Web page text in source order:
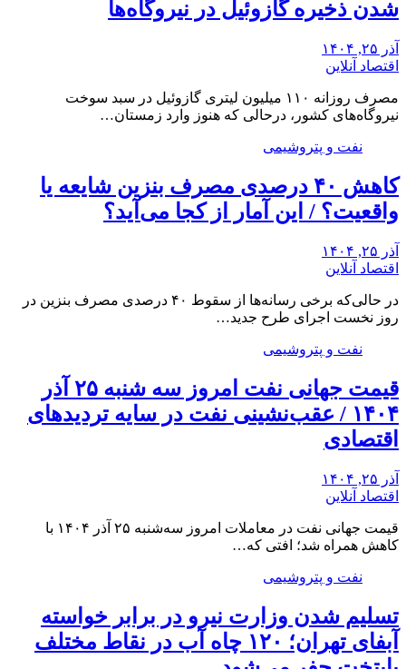
شدن ذخیره گازوئیل در نیروگاه‌ها
آذر ۲۵, ۱۴۰۴
اقتصاد آنلاین
مصرف روزانه ۱۱۰ میلیون لیتری گازوئیل در سبد سوخت
نیروگاه‌های کشور، درحالی که هنوز وارد زمستان…
نفت و پتروشیمی
کاهش ۴۰ درصدی مصرف بنزین شایعه یا
واقعیت؟ / این آمار از کجا می‌آید؟
آذر ۲۵, ۱۴۰۴
اقتصاد آنلاین
در حالی‌که برخی رسانه‌ها از سقوط ۴۰ درصدی مصرف بنزین در
روز نخست اجرای طرح جدید…
نفت و پتروشیمی
قیمت جهانی نفت امروز سه شنبه ۲۵ آذر
۱۴۰۴ / عقب‌نشینی نفت در سایه تردیدهای
اقتصادی
آذر ۲۵, ۱۴۰۴
اقتصاد آنلاین
قیمت جهانی نفت در معاملات امروز سه‌شنبه ۲۵ آذر ۱۴۰۴ با
کاهش همراه شد؛ افتی که…
نفت و پتروشیمی
تسلیم شدن وزارت نیرو در برابر خواسته
آبفای تهران؛ ۱۲۰ چاه آب در نقاط مختلف